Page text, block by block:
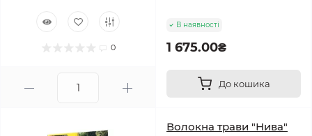
0
В наявності
1 675.00₴
До кошика
Волокна трави "Нива"